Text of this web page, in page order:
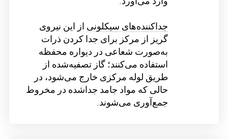
جداکننده‌های سیکلونی از این نیروی
گریز از مرکز برای جدا کردن ذرات
به‌صورت شعاعی در دیواره محفظه
استفاده می‌کنند؛ گاز تصفیه‌شده از
طریق لوله مرکزی خارج می‌شود، در
حالی که مواد جامد جداشده در مخروط
جمع‌آوری می‌شوند.